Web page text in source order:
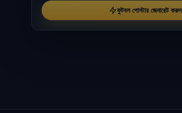
ফুটবল পোস্টার জেনারেট করুন